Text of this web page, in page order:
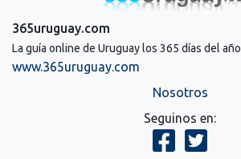
365uruguay.com
La guía online de Uruguay los 365 días del año
www.365uruguay.com
Nosotros
Seguinos en: